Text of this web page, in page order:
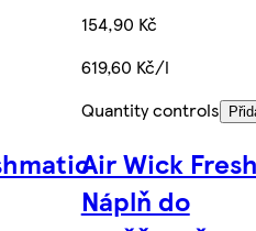
154,90 Kč
619,60 Kč/l
Quantity controls
Air Wick
Náplň do